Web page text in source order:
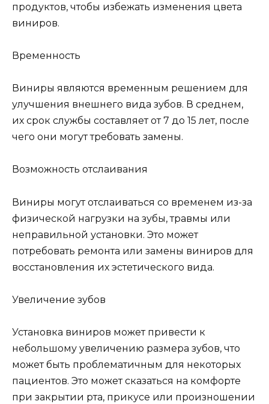
продуктов, чтобы избежать изменения цвета
виниров.
Временность
Виниры являются временным решением для
улучшения внешнего вида зубов. В среднем,
их срок службы составляет от 7 до 15 лет, после
чего они могут требовать замены.
Возможность отслаивания
Виниры могут отслаиваться со временем из-за
физической нагрузки на зубы, травмы или
неправильной установки. Это может
потребовать ремонта или замены виниров для
восстановления их эстетического вида.
Увеличение зубов
Установка виниров может привести к
небольшому увеличению размера зубов, что
может быть проблематичным для некоторых
пациентов. Это может сказаться на комфорте
при закрытии рта, прикусе или произношении